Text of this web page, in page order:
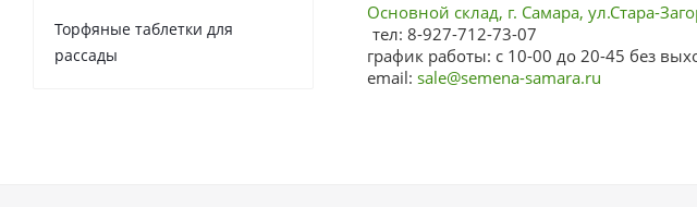
Основной склад, г. Самара, ул.Стара-
тел: 8-927-712-73-07
график работы: с 10-00 до 20-45 без
email: sale@semena-samara.ru
Торфяные таблетки для
рассады